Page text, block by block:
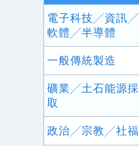
電子科技╱資訊╱
軟體╱半導體
一般傳統製造
礦業╱土石能源採
取
政治╱宗教╱社福